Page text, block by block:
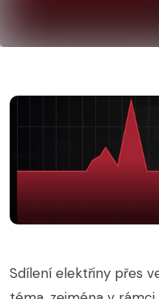
Sdílení elektřiny přes